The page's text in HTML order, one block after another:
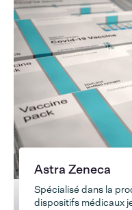
Astra Zeneca
Spécialisé dans la
dispositifs médicaux